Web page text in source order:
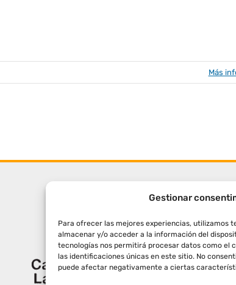
Gestionar
Para ofrecer las mejores experiencias, utilizamos
almacenar y/o acceder a la información del
tecnologías nos permitirá procesar datos como el
las identificaciones únicas en este sitio. No
puede afectar negativamente a ciertas
Más